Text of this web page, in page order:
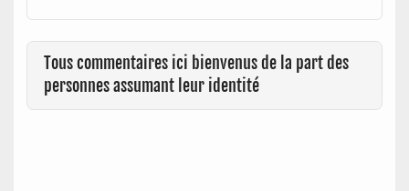
Tous commentaires ici bienvenus de la part des
personnes assumant leur identité